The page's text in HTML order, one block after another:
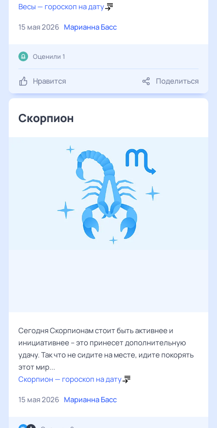
Весы — гороскоп на дату
15 мая 2026 Марианна Басс
Нравится Поделиться
Оценили 1
Скорпион
Сегодня Скорпионам стоит быть активнее и
инициативнее – это принесет дополнительную
удачу. Так что не сидите на месте, идите покорять
этот мир...
Скорпион — гороскоп на дату
15 мая 2026 Марианна Басс